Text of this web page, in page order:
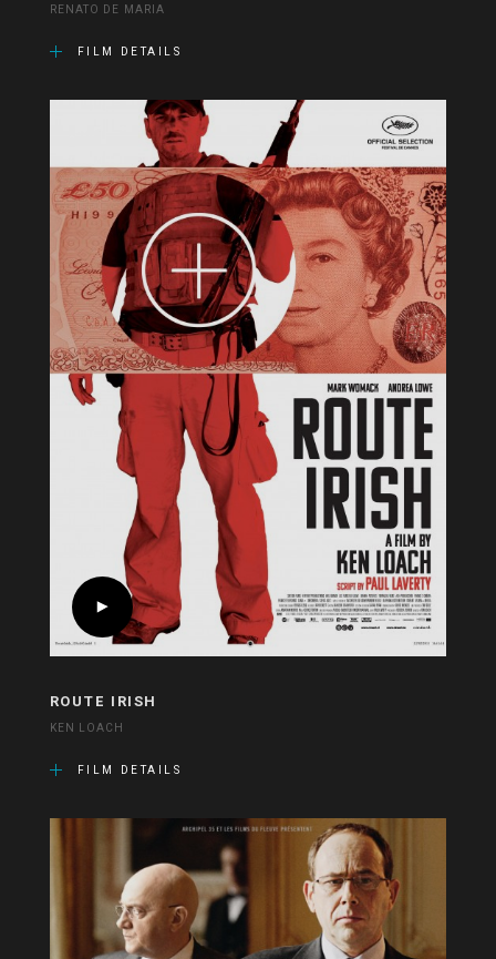
RENATO DE MARIA
FILM DETAILS
ROUTE IRISH
KEN LOACH
FILM DETAILS